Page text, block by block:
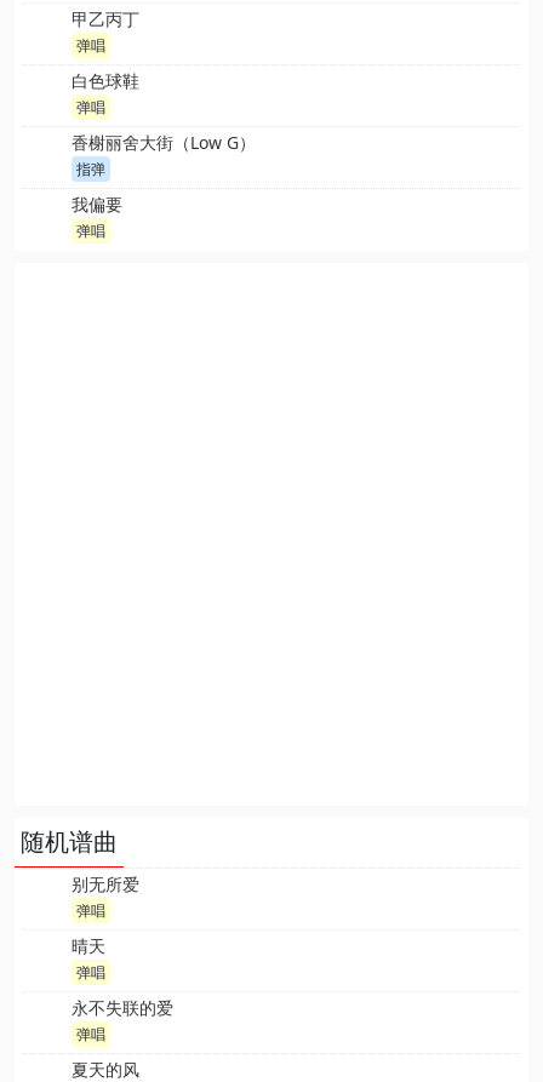
甲乙丙丁
弹唱
白色球鞋
弹唱
香榭丽舍大街（Low G）
指弹
我偏要
弹唱
随机谱曲
别无所爱
弹唱
晴天
弹唱
永不失联的爱
弹唱
夏天的风